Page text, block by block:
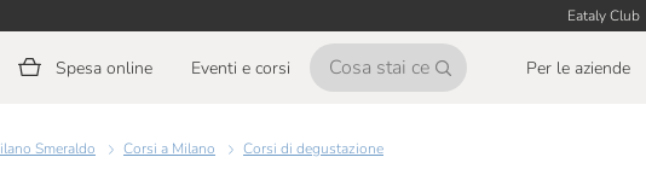
Eataly Club
Spesa online Eventi e corsi Per le aziende
Milano Smeraldo Corsi a Milano Corsi di degustazione